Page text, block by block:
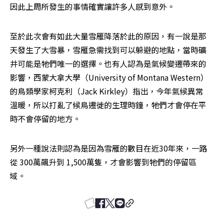
因此上周所發生的事情確實讓許多人感到意外。
至於此次會有如此大量雪雁降落於此的原因，有一說是那
天發生了大雪暴，雪雁急需找到可以躲避的地點，當時礦
井可能是牠們唯一的選擇。也有人認為是氣候變遷帶來的
影響，西蒙大拿大學（University of Montana Western）
的鳥類學家柯克利（Jack Kirkley）指出，今年氣候異常
溫暖，所以打亂了候鳥遷徙的生理時鐘，牠們才會停在平
時不會停留的地方。
另外一種說法則認為是因為雪雁的數目在近30年來，一路
從 300萬飆升到 1,500萬隻，才會影響到牠們的停留區
域。